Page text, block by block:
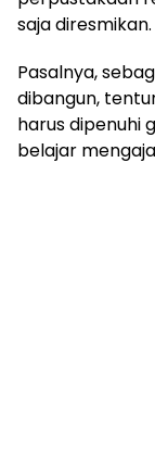
saja diresmikan.
Pasalnya,
dibangun,
harus dipenuhi
belajar